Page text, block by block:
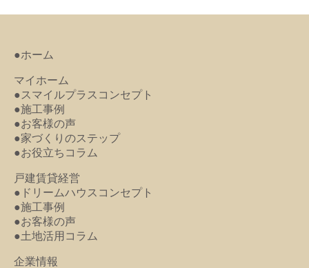
●ホーム
マイホーム
●スマイルプラスコンセプト
●施工事例
●お客様の声
●家づくりのステップ
●お役立ちコラム
戸建賃貸経営
●ドリームハウスコンセプト
●施工事例
●お客様の声
●土地活用コラム
企業情報